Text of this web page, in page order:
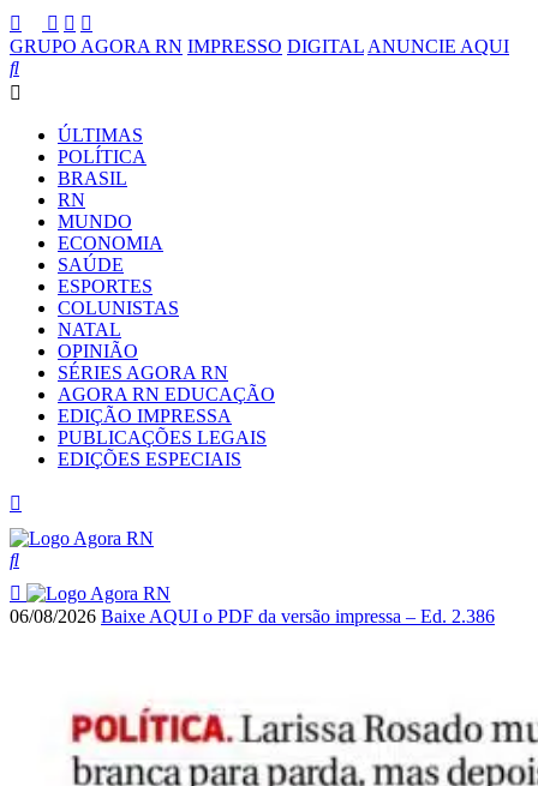
GRUPO AGORA RN IMPRESSO DIGITAL ANUNCIE AQUI
ÚLTIMAS
POLÍTICA
BRASIL
RN
MUNDO
ECONOMIA
SAÚDE
ESPORTES
COLUNISTAS
NATAL
OPINIÃO
SÉRIES AGORA RN
AGORA RN EDUCAÇÃO
EDIÇÃO IMPRESSA
PUBLICAÇÕES LEGAIS
EDIÇÕES ESPECIAIS
06/08/2026 Baixe AQUI o PDF da versão impressa – Ed. 2.386